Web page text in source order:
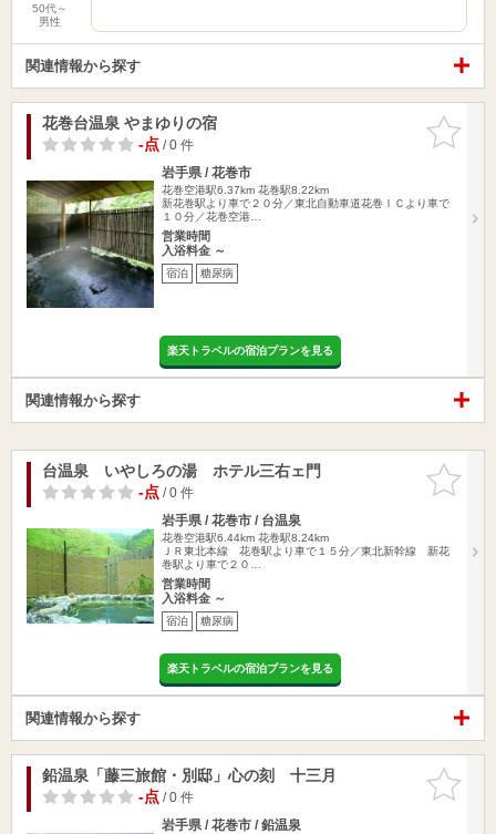
50代～
男性
関連情報から探す
お気に入
りに追加
花巻台温泉 やまゆりの宿
-点/ 0 件
岩手県 / 花巻市
花巻空港駅6.37km 花巻駅8.22km
新花巻駅より車で２０分／東北自動車道花巻ＩＣより車で
１０分／花巻空港…
営業時間
入浴料金 ～
宿泊 糖尿病
楽天トラベルの宿泊プランを見る
関連情報から探す
お気に入
りに追加
台温泉 いやしろの湯 ホテル三右ェ門
-点/ 0 件
岩手県 / 花巻市 / 台温泉
花巻空港駅6.44km 花巻駅8.24km
ＪＲ東北本線 花巻駅より車で１５分／東北新幹線 新花
巻駅より車で２０…
営業時間
入浴料金 ～
宿泊 糖尿病
楽天トラベルの宿泊プランを見る
関連情報から探す
お気に入
りに追加
鉛温泉「藤三旅館・別邸」心の刻 十三月
-点/ 0 件
岩手県 / 花巻市 / 鉛温泉